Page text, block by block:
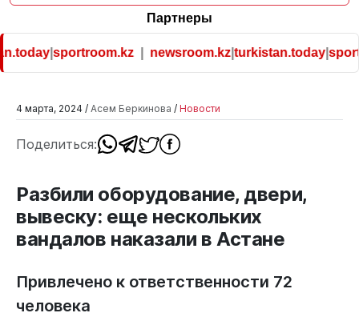
Партнеры
|sportroom.kz| newsroom.kz|turkistan.today|
4 марта, 2024 / Асем Беркинова / Новости
Поделиться:
Разбили оборудование, двери,
вывеску: еще нескольких
вандалов наказали в Астане
Привлечено к ответственности 72
человека